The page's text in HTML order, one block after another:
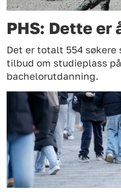
PHS: Dette er
Det er totalt 554
tilbud om studieplass
bachelorutdanning.